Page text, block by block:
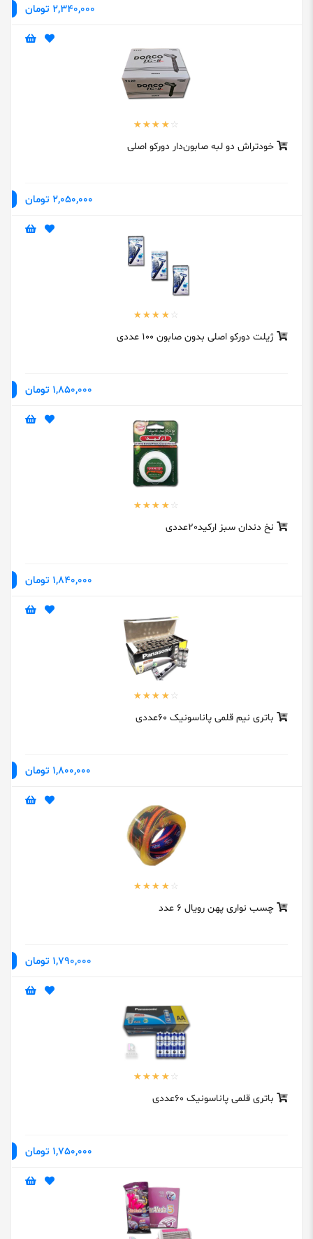
2,340,000 تومان
خودتراش دو لبه صابون‌‎دار دورکو اصلی
2,050,000 تومان
ژیلت دورکو اصلی بدون صابون 100 عددی
1,850,000 تومان
نخ دندان سبز ارکید20عددی
1,840,000 تومان
باتری نیم قلمی پاناسونیک 60عددی
1,800,000 تومان
چسب نواری پهن رویال 6 عدد
1,790,000 تومان
باتری قلمی پاناسونیک 60عددی
1,750,000 تومان